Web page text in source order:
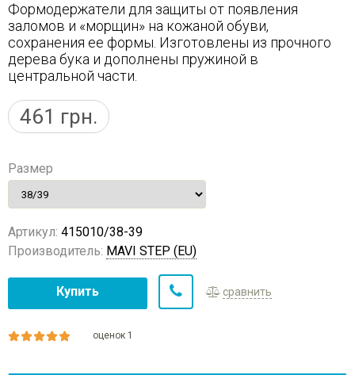
Формодержатели для защиты от появления
заломов и «морщин» на кожаной обуви,
сохранения ее формы. Изготовлены из прочного
дерева бука и дополнены пружиной в
центральной части.
461 грн.
Размер
Артикул: 415010/38-39
Производитель: MAVI STEP (EU)
Купить сравнить
оценок 1